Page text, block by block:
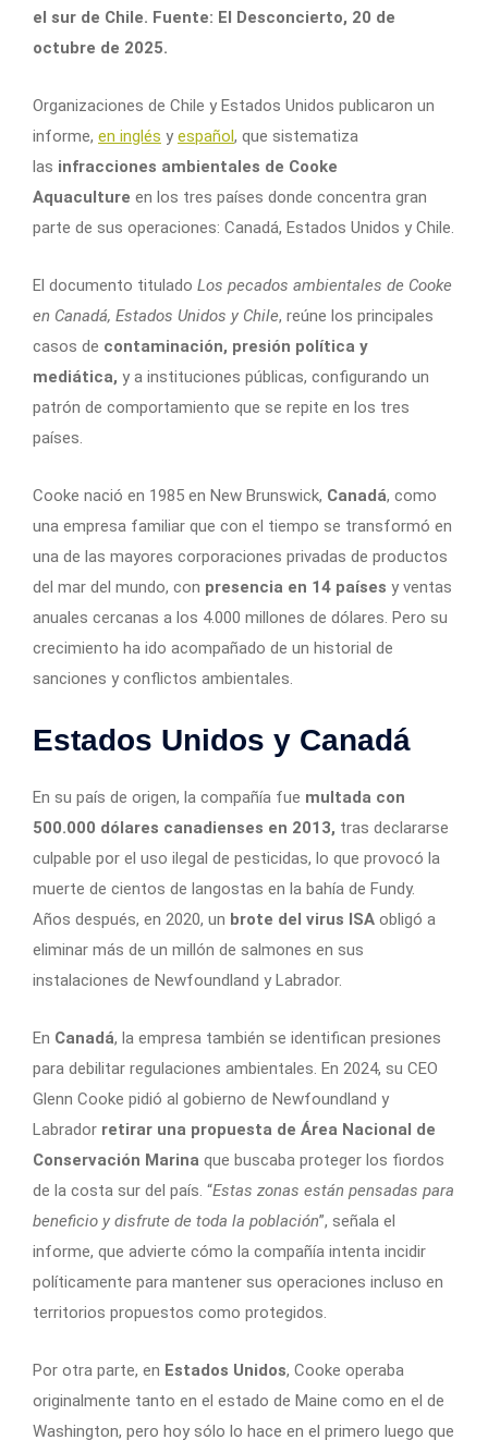
el sur de Chile. Fuente: El Desconcierto, 20 de
octubre de 2025.
Organizaciones de Chile y Estados Unidos publicaron un
informe, en inglés y español, que sistematiza
las infracciones ambientales de Cooke
Aquaculture en los tres países donde concentra gran
parte de sus operaciones: Canadá, Estados Unidos y Chile.
El documento titulado Los pecados ambientales de Cooke
en Canadá, Estados Unidos y Chile, reúne los principales
casos de contaminación, presión política y
mediática, y a instituciones públicas, configurando un
patrón de comportamiento que se repite en los tres
países.
Cooke nació en 1985 en New Brunswick, Canadá, como
una empresa familiar que con el tiempo se transformó en
una de las mayores corporaciones privadas de productos
del mar del mundo, con presencia en 14 países y ventas
anuales cercanas a los 4.000 millones de dólares. Pero su
crecimiento ha ido acompañado de un historial de
sanciones y conflictos ambientales.
Estados Unidos y Canadá
En su país de origen, la compañía fue multada con
500.000 dólares canadienses en 2013, tras declararse
culpable por el uso ilegal de pesticidas, lo que provocó la
muerte de cientos de langostas en la bahía de Fundy.
Años después, en 2020, un brote del virus ISA obligó a
eliminar más de un millón de salmones en sus
instalaciones de Newfoundland y Labrador.
En Canadá, la empresa también se identifican presiones
para debilitar regulaciones ambientales. En 2024, su CEO
Glenn Cooke pidió al gobierno de Newfoundland y
Labrador retirar una propuesta de Área Nacional de
Conservación Marina que buscaba proteger los fiordos
de la costa sur del país. “Estas zonas están pensadas para
beneficio y disfrute de toda la población”, señala el
informe, que advierte cómo la compañía intenta incidir
políticamente para mantener sus operaciones incluso en
territorios propuestos como protegidos.
Por otra parte, en Estados Unidos, Cooke operaba
originalmente tanto en el estado de Maine como en el de
Washington, pero hoy sólo lo hace en el primero luego que